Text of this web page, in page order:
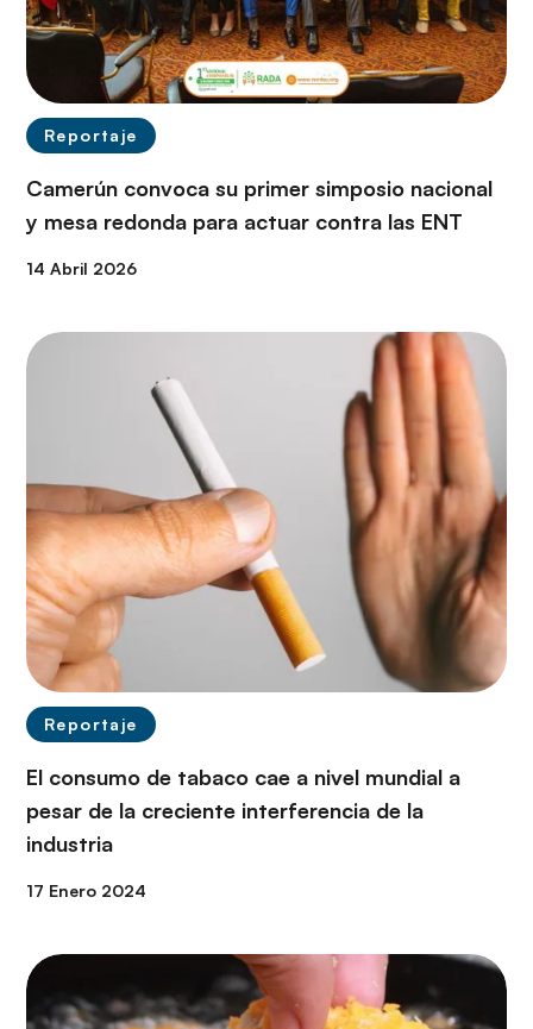
Reportaje
Camerún convoca su primer simposio nacional
y mesa redonda para actuar contra las ENT
14 Abril 2026
Reportaje
El consumo de tabaco cae a nivel mundial a
pesar de la creciente interferencia de la
industria
17 Enero 2024